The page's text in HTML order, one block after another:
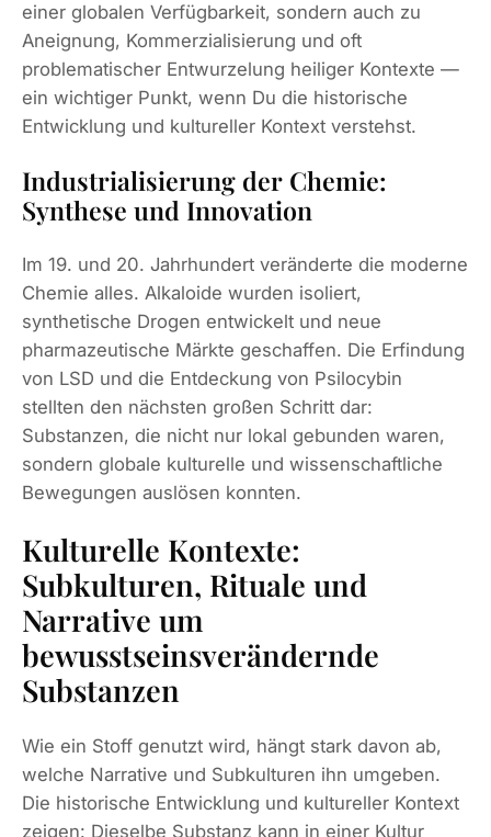
einer globalen Verfügbarkeit, sondern auch zu
Aneignung, Kommerzialisierung und oft
problematischer Entwurzelung heiliger Kontexte —
ein wichtiger Punkt, wenn Du die historische
Entwicklung und kultureller Kontext verstehst.
Industrialisierung der Chemie:
Synthese und Innovation
Im 19. und 20. Jahrhundert veränderte die moderne
Chemie alles. Alkaloide wurden isoliert,
synthetische Drogen entwickelt und neue
pharmazeutische Märkte geschaffen. Die Erfindung
von LSD und die Entdeckung von Psilocybin
stellten den nächsten großen Schritt dar:
Substanzen, die nicht nur lokal gebunden waren,
sondern globale kulturelle und wissenschaftliche
Bewegungen auslösen konnten.
Kulturelle Kontexte:
Subkulturen, Rituale und
Narrative um
bewusstseinsverändernde
Substanzen
Wie ein Stoff genutzt wird, hängt stark davon ab,
welche Narrative und Subkulturen ihn umgeben.
Die historische Entwicklung und kultureller Kontext
zeigen: Dieselbe Substanz kann in einer Kultur